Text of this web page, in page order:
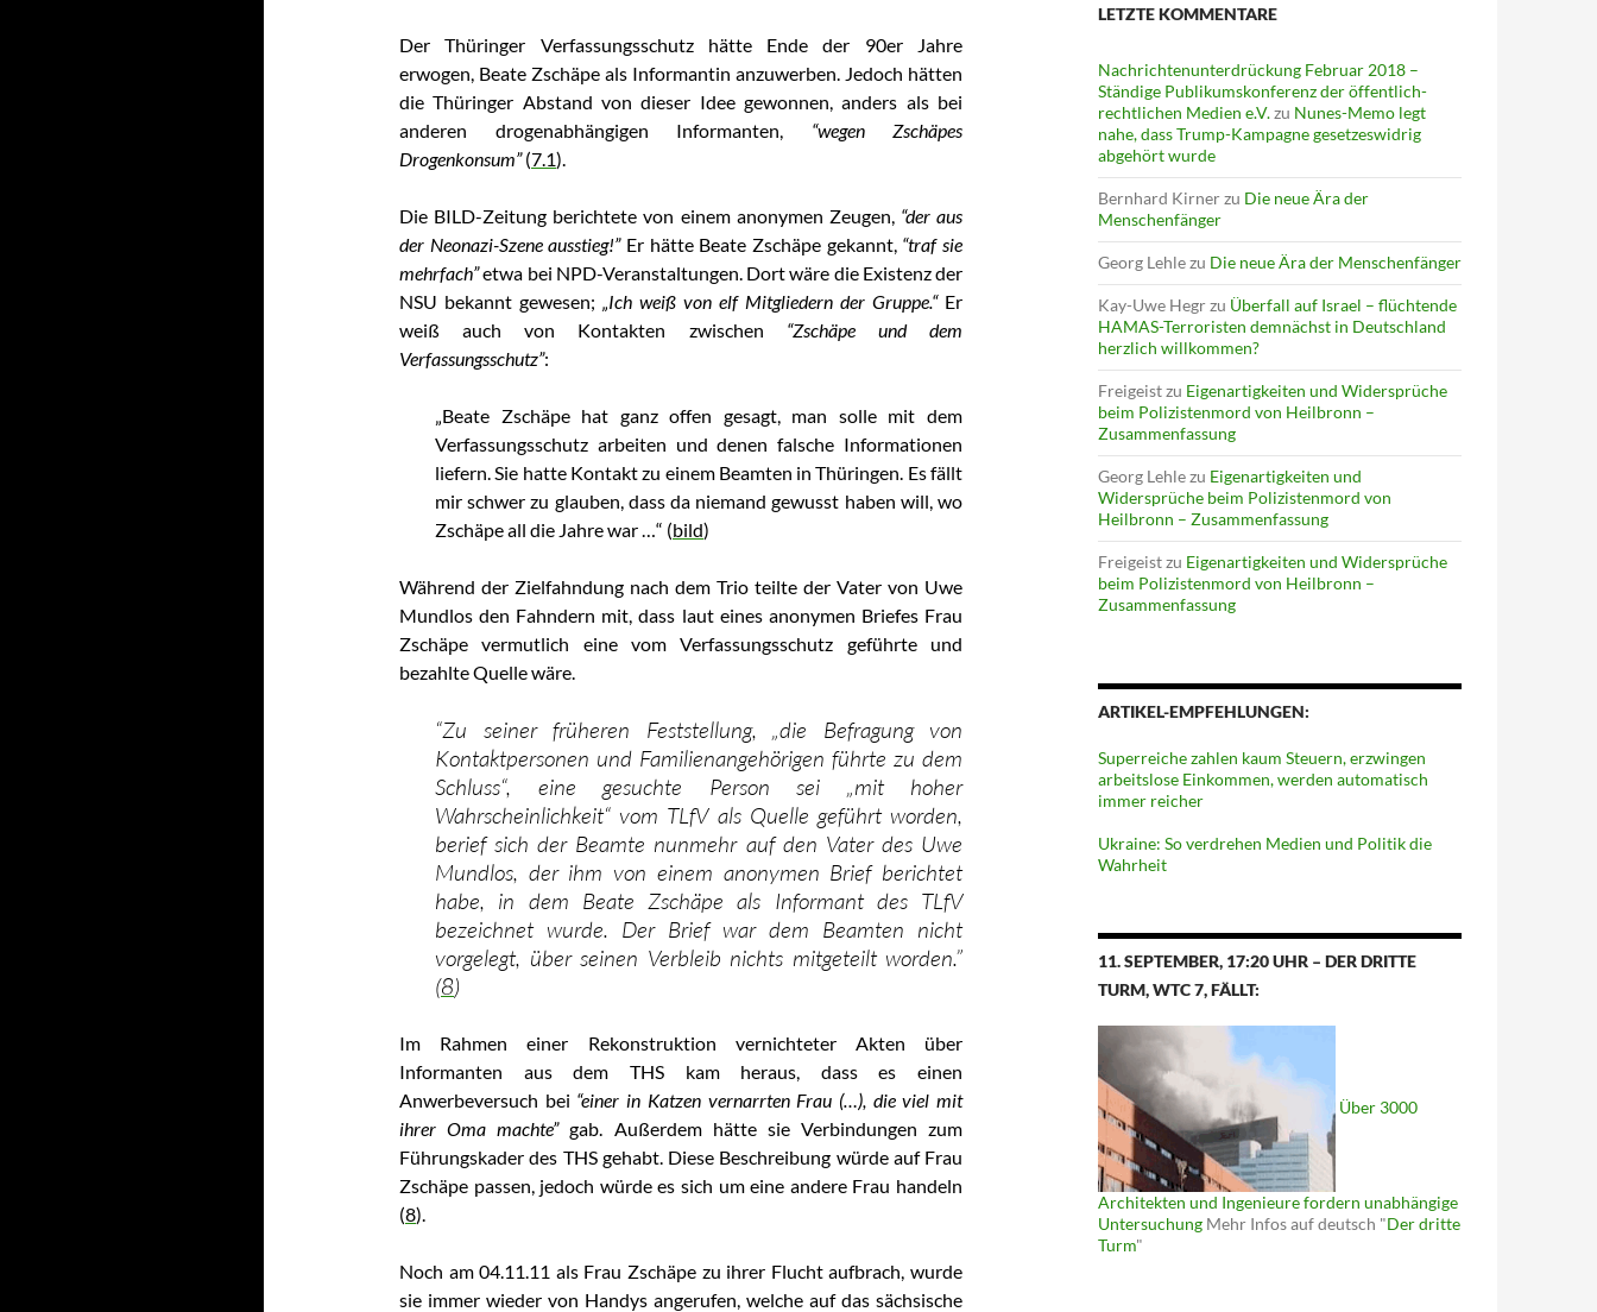
Der Thüringer Verfassungsschutz hätte Ende der 90er Jahre
erwogen, Beate Zschäpe als Informantin anzuwerben. Jedoch hätten
die Thüringer Abstand von dieser Idee gewonnen, anders als bei
anderen drogenabhängigen Informanten, “wegen Zschäpes
Drogenkonsum”(7.1).
Die BILD-Zeitung berichtete von einem anonymen Zeugen, “der aus
der Neonazi-Szene ausstieg!”Er hätte Beate Zschäpe gekannt, “traf sie
mehrfach”etwa bei NPD-Veranstaltungen. Dort wäre die Existenz der
NSU bekannt gewesen; „Ich weiß von elf Mitgliedern der Gruppe.“ Er
weiß auch von Kontakten zwischen “Zschäpe und dem
Verfassungsschutz”:
„Beate Zschäpe hat ganz offen gesagt, man solle mit dem
Verfassungsschutz arbeiten und denen falsche Informationen
liefern. Sie hatte Kontakt zu einem Beamten in Thüringen. Es fällt
mir schwer zu glauben, dass da niemand gewusst haben will, wo
Zschäpe all die Jahre war …“ (bild)
Während der Zielfahndung nach dem Trio teilte der Vater von Uwe
Mundlos den Fahndern mit, dass laut eines anonymen Briefes Frau
Zschäpe vermutlich eine vom Verfassungsschutz geführte und
bezahlte Quelle wäre.
“Zu seiner früheren Feststellung, „die Befragung von
Kontaktpersonen und Familienangehörigen führte zu dem
Schluss“, eine gesuchte Person sei „mit hoher
Wahrscheinlichkeit“ vom TLfV als Quelle geführt worden,
berief sich der Beamte nunmehr auf den Vater des Uwe
Mundlos, der ihm von einem anonymen Brief berichtet
habe, in dem Beate Zschäpe als Informant des TLfV
bezeichnet wurde. Der Brief war dem Beamten nicht
vorgelegt, über seinen Verbleib nichts mitgeteilt worden.”
(8)
Im Rahmen einer Rekonstruktion vernichteter Akten über
Informanten aus dem THS kam heraus, dass es einen
Anwerbeversuch bei “einer in Katzen vernarrten Frau (…), die viel mit
ihrer Oma machte”gab. Außerdem hätte sie Verbindungen zum
Führungskader des THS gehabt. Diese Beschreibung würde auf Frau
Zschäpe passen, jedoch würde es sich um eine andere Frau handeln
(8).
Noch am 04.11.11 als Frau Zschäpe zu ihrer Flucht aufbrach, wurde
sie immer wieder von Handys angerufen, welche auf das sächsische
LETZTE KOMMENTARE
Nachrichtenunterdrückung Februar 2018 –
Ständige Publikumskonferenz der öffentlich-
rechtlichen Medien e.V.zu Nunes-Memo legt
nahe, dass Trump-Kampagne gesetzeswidrig
abgehört wurde
Bernhard Kirnerzu Die neue Ära der
Menschenfänger
Georg Lehlezu Die neue Ära der Menschenfänger
Kay-Uwe Hegrzu Überfall auf Israel – flüchtende
HAMAS-Terroristen demnächst in Deutschland
herzlich willkommen?
Freigeistzu Eigenartigkeiten und Widersprüche
beim Polizistenmord von Heilbronn –
Zusammenfassung
Georg Lehlezu Eigenartigkeiten und
Widersprüche beim Polizistenmord von
Heilbronn – Zusammenfassung
Freigeistzu Eigenartigkeiten und Widersprüche
beim Polizistenmord von Heilbronn –
Zusammenfassung
ARTIKEL-EMPFEHLUNGEN:
Superreiche zahlen kaum Steuern, erzwingen
arbeitslose Einkommen, werden automatisch
immer reicher
Ukraine: So verdrehen Medien und Politik die
Wahrheit
11. SEPTEMBER, 17:20 UHR – DER DRITTE
TURM, WTC 7, FÄLLT:
Über 3000
Architekten und Ingenieure fordern unabhängige
Untersuchung Mehr Infos auf deutsch "Der dritte
Turm"